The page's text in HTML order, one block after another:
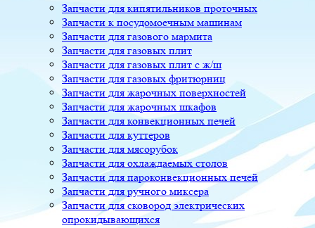
Запчасти для кипятильников проточных
Запчасти к посудомоечным машинам
Запчасти для газового мармита
Запчасти для газовых плит
Запчасти для газовых плит с ж/ш
Запчасти для газовых фритюрниц
Запчасти для жарочных поверхностей
Запчасти для жарочных шкафов
Запчасти для конвекционных печей
Запчасти для куттеров
Запчасти для мясорубок
Запчасти для охлаждаемых столов
Запчасти для пароконвекционных печей
Запчасти для ручного миксера
Запчасти для сковород электрических
опрокидывающихся